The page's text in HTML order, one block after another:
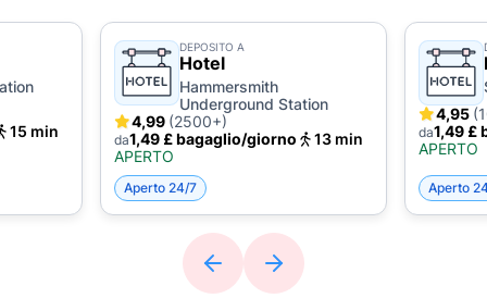
15 min
DEPOSITO A
Hotel
Hammersmith
Underground Station
4,99 (2500+)
da1,49 £ bagaglio/giorno
13 min
APERTO
Aperto 24/7
4,95
da1,49 £
APERTO
Aperto